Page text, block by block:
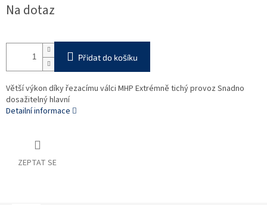
cena:
Na dotaz
Přidat do košíku
Větší výkon díky řezacímu válci MHP Extrémně tichý provoz Snadno
dosažitelný hlavní
Detailní informace
ZEPTAT SE